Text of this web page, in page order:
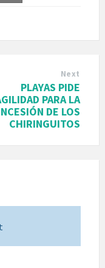
Next
PLAYAS PIDE
PARA LA
DE LOS
CHIRINGUITOS